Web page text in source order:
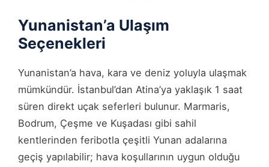
Yunanistan’a Ulaşım
Seçenekleri
Yunanistan’a hava, kara ve deniz yoluyla ulaşmak
mümkündür. İstanbul’dan Atina’ya yaklaşık 1 saat
süren direkt uçak seferleri bulunur. Marmaris,
Bodrum, Çeşme ve Kuşadası gibi sahil
kentlerinden feribotla çeşitli Yunan adalarına
geçiş yapılabilir; hava koşullarının uygun olduğu